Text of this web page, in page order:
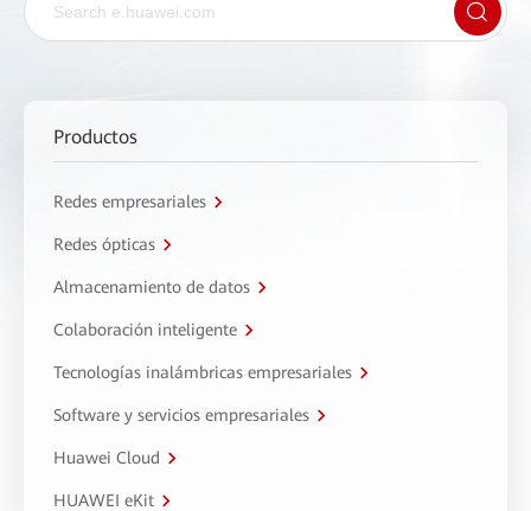
Productos
Redes empresariales
Redes ópticas
Almacenamiento de datos
Colaboración inteligente
Tecnologías inalámbricas empresariales
Software y servicios empresariales
Huawei Cloud
HUAWEI eKit